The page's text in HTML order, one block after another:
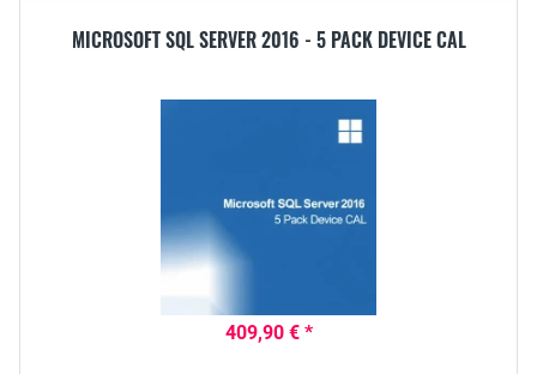
MICROSOFT SQL SERVER 2016 - 5 PACK DEVICE CAL
409,90 € *